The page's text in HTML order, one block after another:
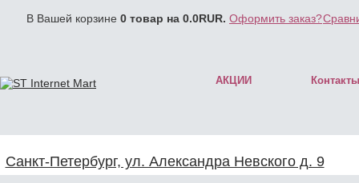
В Вашей корзине 0 товар на 0.0RUR. Оформить заказ?
АКЦИИ Контакты
Санкт-Петербург, ул. Александра Невского д. 9